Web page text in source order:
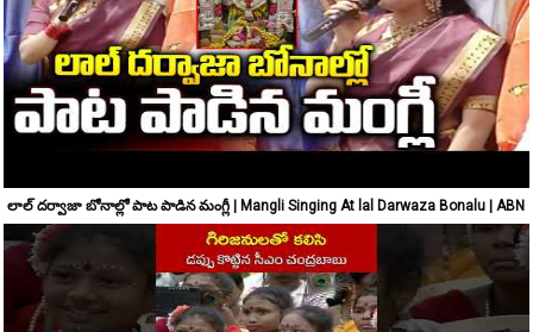
లాల్ దర్వాజా బోనాల్లో పాట పాడిన మంగ్లీ | Mangli Singing At lal Darwaza Bonalu | ABN